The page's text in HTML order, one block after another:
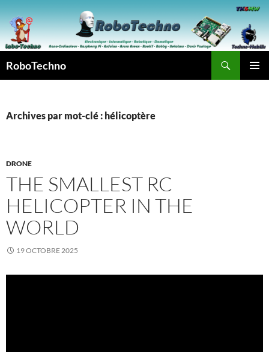
au
contenu
RoboTechno
Archives par mot-clé : hélicoptère
DRONE
THE SMALLEST RC
HELICOPTER IN THE
WORLD
19 OCTOBRE 2025